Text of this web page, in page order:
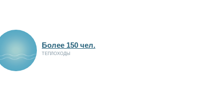
Более 150 чел.
ТЕПЛОХОДЫ